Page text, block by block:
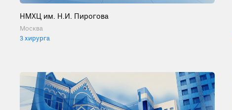
НМХЦ им. Н.И. Пирогова
Москва
3 хирурга